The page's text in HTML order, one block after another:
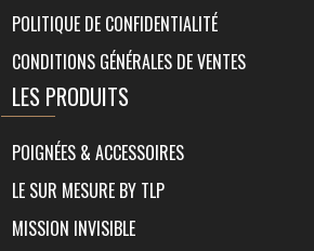
POLITIQUE DE CONFIDENTIALITÉ
CONDITIONS GÉNÉRALES DE VENTES
LES PRODUITS
POIGNÉES & ACCESSOIRES
LE SUR MESURE BY TLP
MISSION INVISIBLE